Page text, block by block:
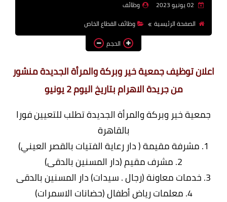
بالجامعات والمعاهد
اخبار
وظائف
الصفحة الرئيسية
وظائف القطاع الخاص
الحجم
اعلان توظيف جمعية خير وبركة والمرأة الجديدة منشور
من جريدة الاهرام بتاريخ اليوم 2 يونيو
جمعية خير وبركة والمرأة الجديدة تطلب للتعيين فورا
بالقاهرة
1. مشرفة مقيمة ( دار رعاية الفتيات بالقصر العيني)
2. مشرف مقيم (دار المسنين بالدقى)
3. خدمات معاونة (رجال . سيدات) دار المسنين بالدقى
4. معلمات رياض أطفال (حضانات الاسمرات)